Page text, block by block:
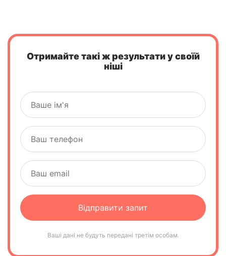
Отримайте такі ж результати у своїй
ніші
Ваші дані не будуть передані третім особам.